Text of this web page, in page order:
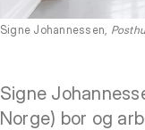
Signe Johannessen,
Signe
Norge) bor og